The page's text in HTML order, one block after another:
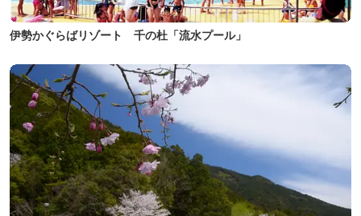
伊勢かぐらばリゾート 千の杜「流水プール」